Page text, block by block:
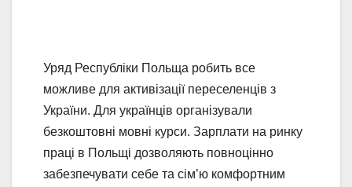
Уряд Республіки Польща робить все
можливе для активізації переселенців з
України. Для українців організували
безкоштовні мовні курси. Зарплати на ринку
праці в Польщі дозволяють повноцінно
забезпечувати себе та сім’ю комфортним